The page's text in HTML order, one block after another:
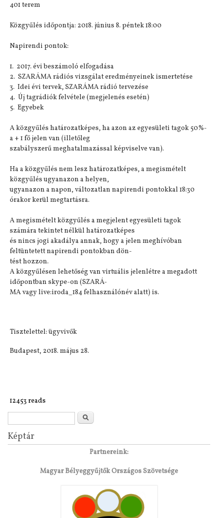
401 terem
Közgyűlés időpontja: 2018. június 8. péntek 18:00
Napirendi pontok:
1. 2017. évi beszámoló elfogadása
2. SZARÁMA rádiós vizsgálat eredményeinek ismertetése
3. Idei évi tervek, SZARÁMA rádió tervezése
4. Új tagrádiók felvétele (megjelenés esetén)
5. Egyebek
A közgyűlés határozatképes, ha azon az egyesületi tagok 50%-
a + 1 fő jelen van (illetőleg
szabályszerű meghatalmazással képviselve van).
Ha a közgyűlés nem lesz határozatképes, a megismételt
közgyűlés ugyanazon a helyen,
ugyanazon a napon, változatlan napirendi pontokkal 18:30
órakor kerül megtartásra.
A megismételt közgyűlés a megjelent egyesületi tagok
számára tekintet nélkül határozatképes
és nincs jogi akadálya annak, hogy a jelen meghívóban
feltüntetett napirendi pontokban dön-
tést hozzon.
A közgyűlésen lehetőség van virtuális jelenlétre a megadott
időpontban skype-on (SZARÁ-
MA vagy live:iroda_184 felhasználónév alatt) is.
Tisztelettel: ügyvivők
Budapest, 2018. május 28.
12453 reads
Search
Képtár
Partnereink:
Magyar Bélyeggyűjtők Országos Szövetsége